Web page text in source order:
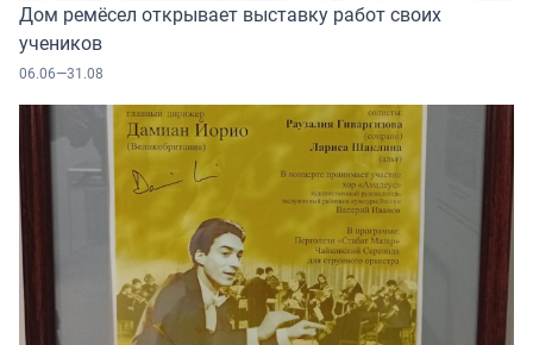
Дом ремёсел открывает выставку работ своих
учеников
06.06—31.08